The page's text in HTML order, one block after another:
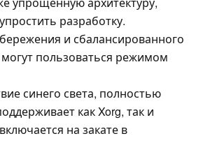
разработку.
и сбалансированного
пользоваться режимом
синего света, полностью
как Xorg, так и
на закате в